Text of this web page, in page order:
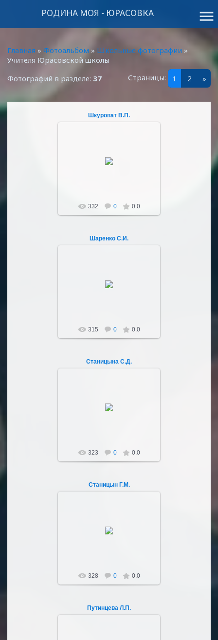
menu
РОДИНА МОЯ - ЮРАСОВКА
Главная » Фотоальбом » Школьные фотографии »
Учителя Юрасовской школы
Фотографий в разделе: 37 Страницы: 1 2 »
Шкуропат В.П.
332 0 0.0
Шаренко С.И.
315 0 0.0
Станицына С.Д.
323 0 0.0
Станицын Г.М.
328 0 0.0
Путинцева Л.П.